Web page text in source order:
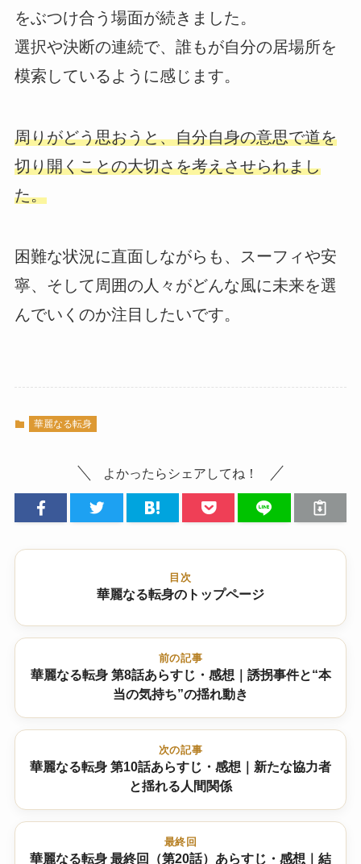
をぶつけ合う場面が続きました。
選択や決断の連続で、誰もが自分の居場所を
模索しているように感じます。
周りがどう思おうと、自分自身の意思で道を
切り開くことの大切さを考えさせられまし
た。
困難な状況に直面しながらも、スーフィや安
寧、そして周囲の人々がどんな風に未来を選
んでいくのか注目したいです。
華麗なる転身
よかったらシェアしてね！
目次
華麗なる転身のトップページ
前の記事
華麗なる転身 第8話あらすじ・感想｜誘拐事件と“本
当の気持ち”の揺れ動き
次の記事
華麗なる転身 第10話あらすじ・感想｜新たな協力者
と揺れる人間関係
最終回
華麗なる転身 最終回（第20話）あらすじ・感想｜結